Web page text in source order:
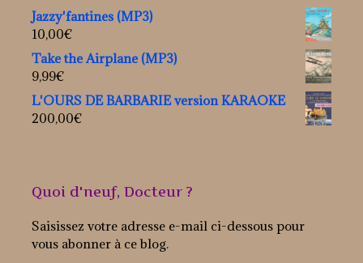
Jazzy'fantines (MP3)
10,00€
Take the Airplane (MP3)
9,99€
L'OURS DE BARBARIE version KARAOKE
200,00€
Quoi d'neuf, Docteur ?
Saisissez votre adresse e-mail ci-dessous pour
vous abonner à ce blog.